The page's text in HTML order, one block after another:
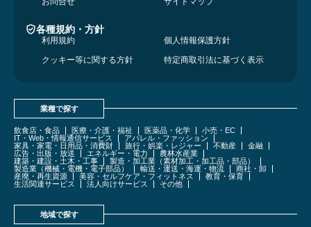
各種規約・方針
利用規約
個人情報保護方針
クッキー等に関する方針
特定商取引法に基づく表示
業種で探す
飲食店・食品 医療・介護・福祉 医薬品・化学
小売・EC
IT・Web・情報通信サービス
アパレル・ファッション
家具・家電・日用品・消費財
旅行・娯楽・レジャー 不動産
金融
広告・出版・放送
エネルギー・電力
農林水産業
建築・建設・土木・工事
製造・加工業（素材加工・加工品・部品）
製造業（機械・電機・電子部品）
輸送・運送・海運・物流
商社・卸
産廃・再生資源
美容・セルフケア・フィットネス
教育・保育
生活関連サービス
法人向けサービス その他
地域で探す